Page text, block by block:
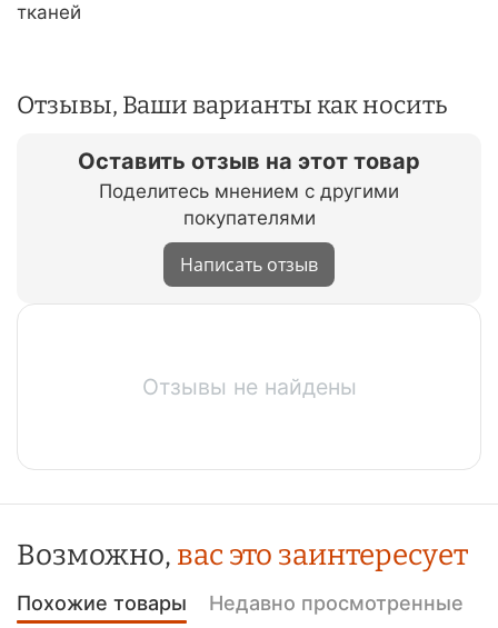
тканей
Отзывы, Ваши варианты как носить
Оставить отзыв на этот товар
Поделитесь мнением с другими
покупателями
Написать отзыв
Отзывы не найдены
Возможно, вас это заинтересует
Похожие товары Недавно просмотренные